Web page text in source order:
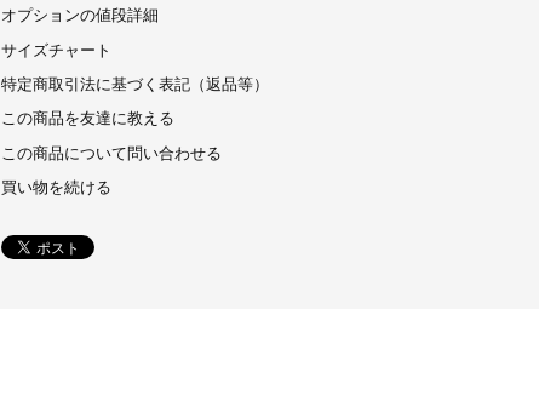
オプションの値段詳細
サイズチャート
特定商取引法に基づく表記（返品等）
この商品を友達に教える
この商品について問い合わせる
買い物を続ける